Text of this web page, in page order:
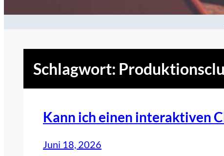
Schlagwort:
Kann ich einen interaktiven
Juni 18, 2026